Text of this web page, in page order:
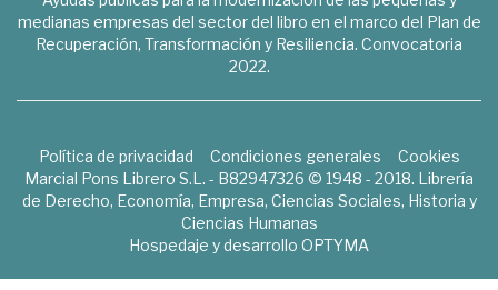
medianas empresas del sector del libro en el marco del Plan de
Recuperación, Transformación y Resiliencia. Convocatoria
2022.
Política de privacidad Condiciones generales
Cookies
Marcial Pons Librero S.L. - B82947326 © 1948 - 2018. Librería
de Derecho, Economía, Empresa, Ciencias Sociales, Historia y
Ciencias Humanas
Hospedaje y desarrollo OPTYMA